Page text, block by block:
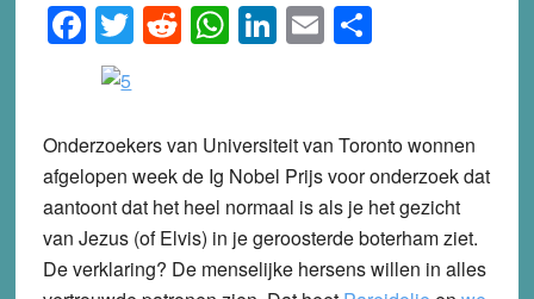
Facebook
Twitter
Reddit
WhatsApp
LinkedIn
EmailShare
Onderzoekers van Universiteit van Toronto wonnen
afgelopen week de Ig Nobel Prijs voor onderzoek dat
aantoont dat het heel normaal is als je het gezicht
van Jezus (of Elvis) in je geroosterde boterham ziet.
De verklaring? De menselijke hersens willen in alles